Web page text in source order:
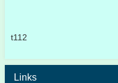
t112
Links